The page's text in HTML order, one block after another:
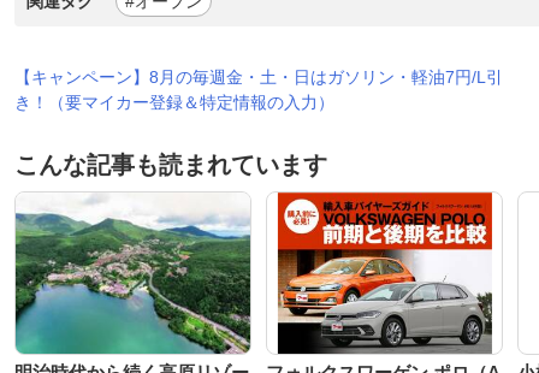
【キャンペーン】8月の毎週金・土・日はガソリン・軽油7円/L引
き！（要マイカー登録＆特定情報の入力）
こんな記事も読まれています